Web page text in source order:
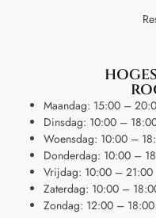
Maandag: 15:00 –
Dinsdag: 10:00 –
Woensdag: 10:00 –
Donderdag: 10:00 –
Vrijdag: 10:00 – 21:00
Zaterdag: 10:00 –
Zondag: 12:00 – 18:00